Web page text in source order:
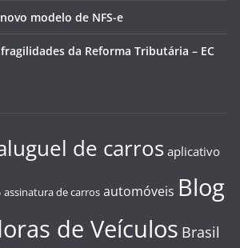
modelo de NFS-e
da Reforma Tributária – EC
de carros aplicativo
assinatura de carros automóveis Blog
de Veículos Brasil